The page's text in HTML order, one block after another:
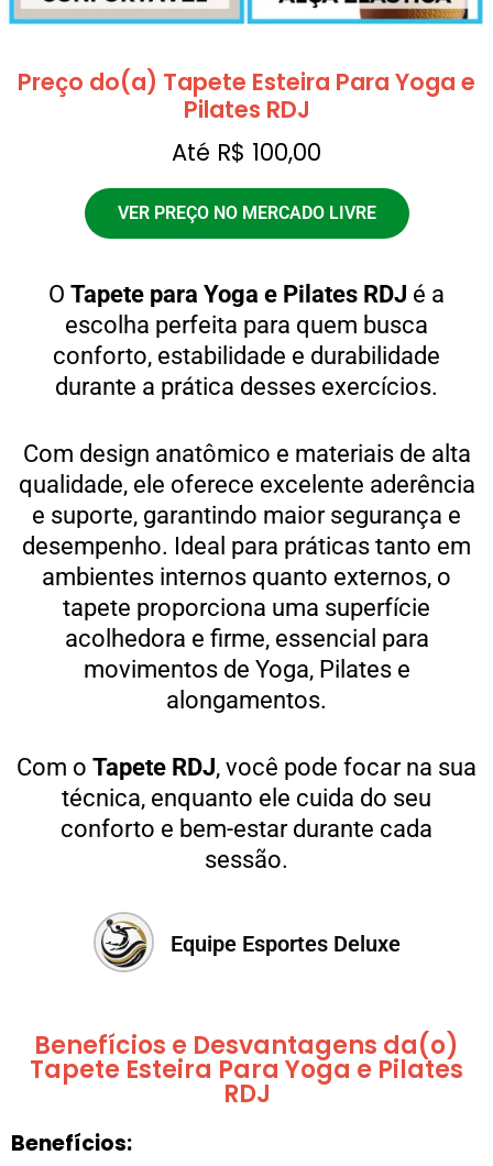
Preço do(a) Tapete Esteira Para Yoga e
Pilates RDJ
Até R$ 100,00
VER PREÇO NO MERCADO LIVRE
O Tapete para Yoga e Pilates RDJ é a
escolha perfeita para quem busca
conforto, estabilidade e durabilidade
durante a prática desses exercícios.
Com design anatômico e materiais de alta
qualidade, ele oferece excelente aderência
e suporte, garantindo maior segurança e
desempenho. Ideal para práticas tanto em
ambientes internos quanto externos, o
tapete proporciona uma superfície
acolhedora e firme, essencial para
movimentos de Yoga, Pilates e
alongamentos.
Com o Tapete RDJ, você pode focar na sua
técnica, enquanto ele cuida do seu
conforto e bem-estar durante cada
sessão.
Equipe Esportes Deluxe
Benefícios e Desvantagens da(o)
Tapete Esteira Para Yoga e Pilates
RDJ
Benefícios: